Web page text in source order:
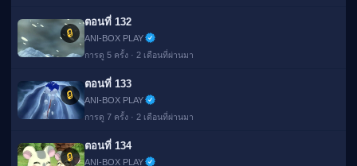
🔒
ตอนที่ 132
ANI-BOX PLAY
การดู 5 ครั้ง · 2 เดือนที่ผ่านมา
🔒
ตอนที่ 133
ANI-BOX PLAY
การดู 7 ครั้ง · 2 เดือนที่ผ่านมา
🔒
ตอนที่ 134
ANI-BOX PLAY